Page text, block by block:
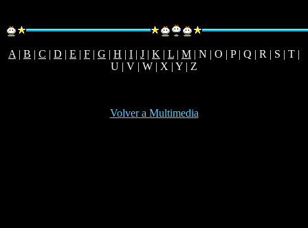
A | B | C | D | E | F | G | H | I | J | K | L | M | N | O | P | Q | R | S | T |
U | V | W | X | Y | Z
Volver a Multimedia